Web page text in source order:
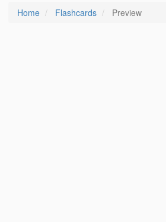
Home Flashcards Preview